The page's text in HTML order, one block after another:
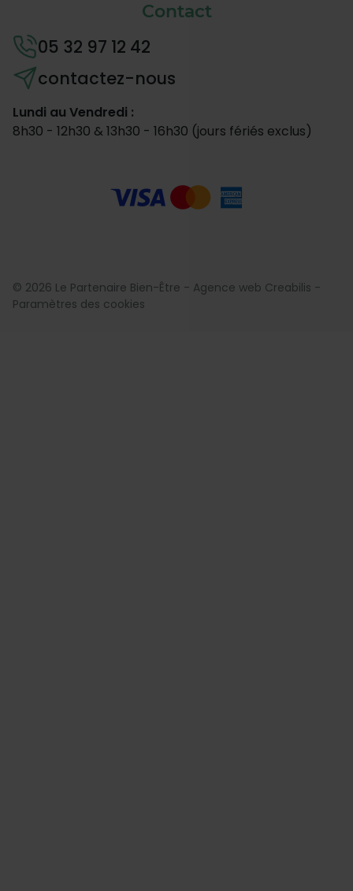
Contact
05 32 97 12 42
contactez-nous
Lundi au Vendredi :
8h30 - 12h30 & 13h30 - 16h30 (jours fériés exclus)
© 2026 Le Partenaire Bien-Être - Agence web Creabilis -
Paramètres des cookies